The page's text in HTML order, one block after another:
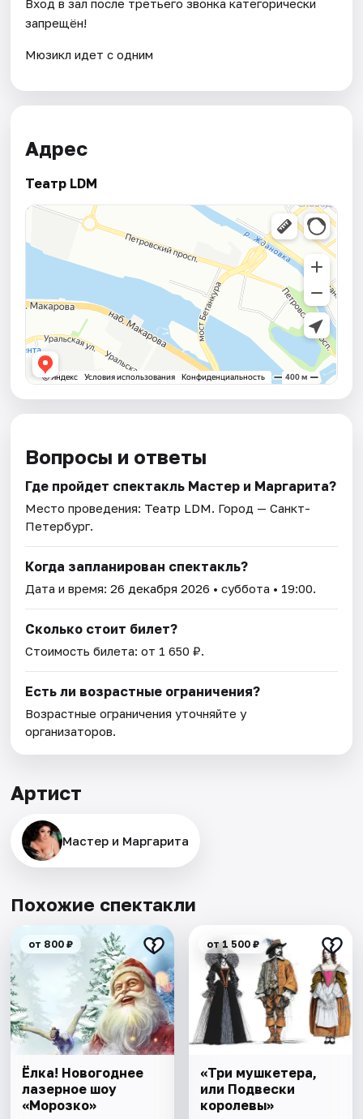
Вход в зал после третьего звонка категорически
запрещён!
Мюзикл идет с одним
Адрес
Театр LDM
Вопросы и ответы
Где пройдет спектакль Мастер и Маргарита?
Место проведения: Театр LDM. Город — Санкт-
Петербург.
Когда запланирован спектакль?
Дата и время:26 декабря 2026 • суббота • 19:00.
Сколько стоит билет?
Стоимость билета: от 1 650 ₽.
Есть ли возрастные ограничения?
Возрастные ограничения уточняйте у
организаторов.
Артист
Мастер и Маргарита
Похожие спектакли
от 800 ₽
Ёлка! Новогоднее
лазерное шоу
«Морозко»
от 1 500 ₽
«Три мушкетера,
или Подвески
королевы»